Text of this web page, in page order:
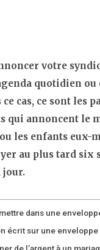
votre
quotidien
cas, ce sont les
qui annoncent le
les enfants eux-
au plus tard six
jour.
dans une
écrit sur une
de l’argent à un